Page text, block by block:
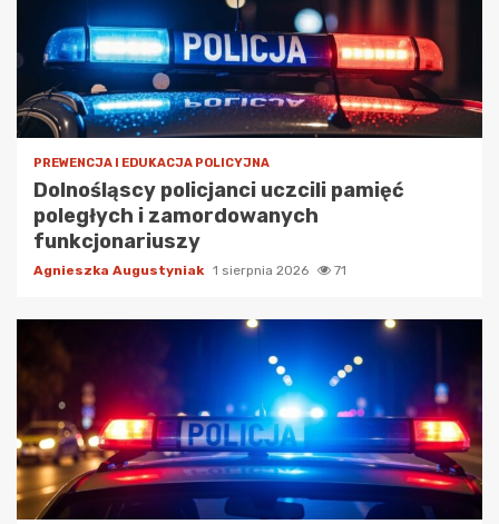
PREWENCJA I EDUKACJA POLICYJNA
Dolnośląscy policjanci uczcili pamięć
poległych i zamordowanych
funkcjonariuszy
Agnieszka Augustyniak 1 sierpnia 2026 71